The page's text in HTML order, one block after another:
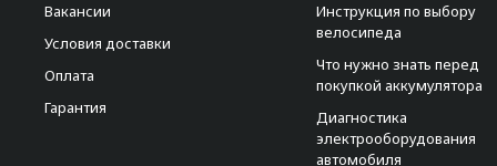
Вакансии
Условия доставки
Оплата
Гарантия
Инструкция по выбору
велосипеда
Что нужно знать перед
покупкой аккумулятора
Диагностика
электрооборудования
автомобиля